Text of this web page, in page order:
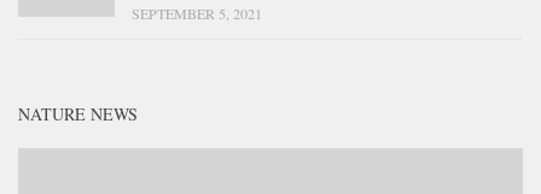
SEPTEMBER 5, 2021
NATURE NEWS